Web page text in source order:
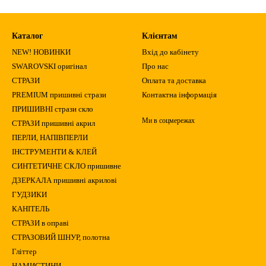
Каталог
NEW! НОВИНКИ
SWAROVSKI оригінал
СТРАЗИ
PREMIUM пришивні стрази
ПРИШИВНІ стрази скло
СТРАЗИ пришивні акрил
ПЕРЛИ, НАПІВПЕРЛИ
ІНСТРУМЕНТИ & КЛЕЙ
СИНТЕТИЧНЕ СКЛО пришивне
ДЗЕРКАЛА пришивні акрилові
ГУДЗИКИ
КАНІТЕЛЬ
СТРАЗИ в оправі
СТРАЗОВИЙ ШНУР, полотна
Гліттер
Клієнтам
Вхід до кабінету
Про нас
Оплата та доставка
Контактна інформація
Ми в соцмережах